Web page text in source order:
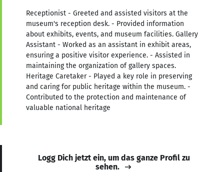
Receptionist - Greeted and assisted visitors at the
museum's reception desk. - Provided information
about exhibits, events, and museum facilities. Gallery
Assistant - Worked as an assistant in exhibit areas,
ensuring a positive visitor experience. - Assisted in
maintaining the organization of gallery spaces.
Heritage Caretaker - Played a key role in preserving
and caring for public heritage within the museum. -
Contributed to the protection and maintenance of
valuable national heritage
Logg Dich jetzt ein, um das ganze Profil zu
sehen.